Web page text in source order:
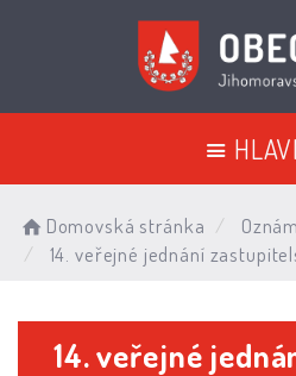
Domovská stránka
14. veřejné jednání
14. veřejné